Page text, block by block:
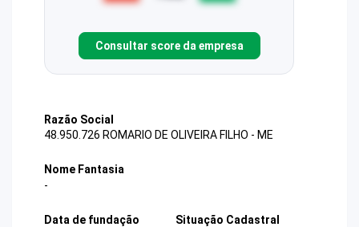
Consultar score da empresa
Razão Social
48.950.726 ROMARIO DE OLIVEIRA FILHO - ME
Nome Fantasia
-
Data de fundação
Situação Cadastral